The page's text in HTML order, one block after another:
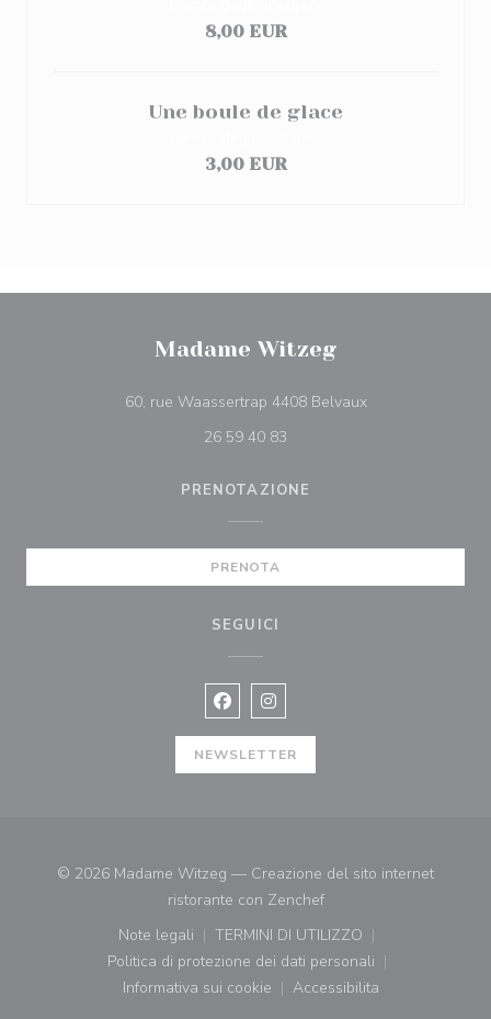
8,00 EUR
Une boule de glace
3,00 EUR
Madame Witzeg
60, rue Waassertrap 4408 Belvaux((apre una nuova
26 59 40 83
PRENOTAZIONE
PRENOTA
SEGUICI
Facebook ((apre una nuova
Instagram ((apre una nuova
NEWSLETTER
© 2026 Madame Witzeg — Creazione del sito internet
ristorante con Zenchef((apre una nuova
Note legali
((apre una nuova finestra))
TERMINI DI UTILIZZO
((apre una nuova finestra))
Politica di protezione dei dati personali
((apre una nuova finestra))
Informativa sui cookie
((apre una nuova finestra))
Accessibilita
((apre una nuova